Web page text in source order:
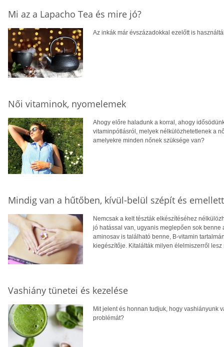
Mi az a Lapacho Tea és mire jó?
Az inkák már évszázadokkal ezelőtt is
Női vitaminok, nyomelemek
Ahogy előre haladunk a korral, ahogy
vitaminpótlásról, melyek nélkülözhetetlenek a
amelyekre minden nőnek szüksége van?
Mindig van a hűtőben, kívül-belül szépít és
Nemcsak a kelt tészták elkészítéséhez
jó hatással van, ugyanis meglepően sok
aminosav is található benne, B-vitamin
kiegészítője. Kitalálták milyen élelmiszerről lesz
Vashiány tünetei és kezelése
Mit jelent és honnan tudjuk, hogy vashiányunk
problémát?